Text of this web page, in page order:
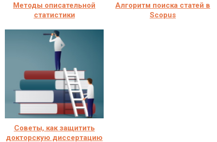
Методы описательной
статистики
Алгоритм поиска статей в
Scopus
Советы, как защитить
докторскую диссертацию